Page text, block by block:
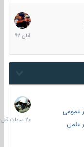
22
آبان
1392
20
ساعات
قبل